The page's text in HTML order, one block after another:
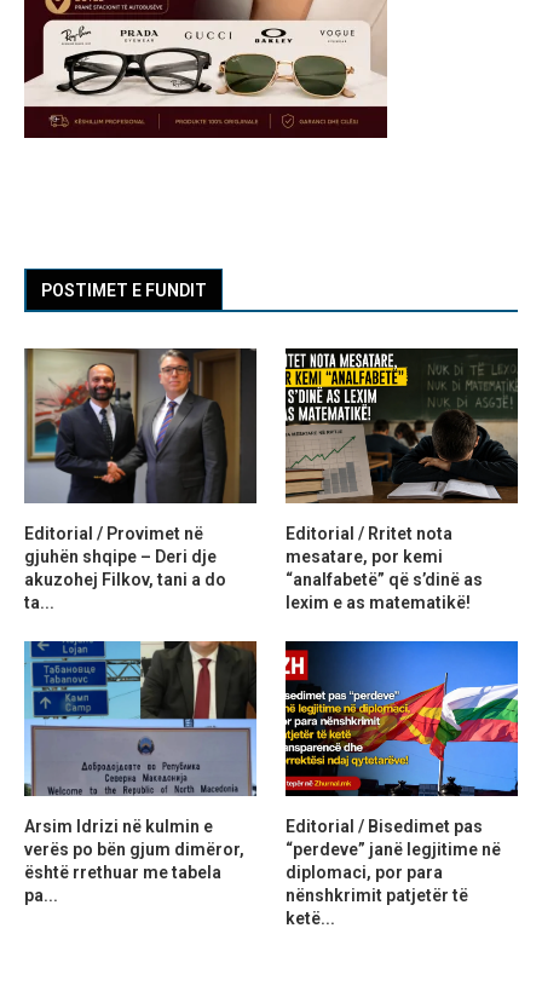
POSTIMET E FUNDIT
Editorial / Provimet në
gjuhën shqipe – Deri dje
akuzohej Filkov, tani a do
ta...
Editorial / Rritet nota
mesatare, por kemi
“analfabetë” që s’dinë as
lexim e as matematikë!
Arsim Idrizi në kulmin e
verës po bën gjum dimëror,
është rrethuar me tabela
pa...
Editorial / Bisedimet pas
“perdeve” janë legjitime në
diplomaci, por para
nënshkrimit patjetër të
ketë...